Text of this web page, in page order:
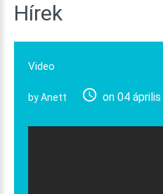
Hírek
Video
by Anett on 04